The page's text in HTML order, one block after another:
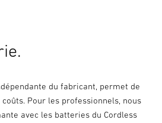
du fabricant, permet de
Pour les professionnels, nous
avec les batteries du Cordless